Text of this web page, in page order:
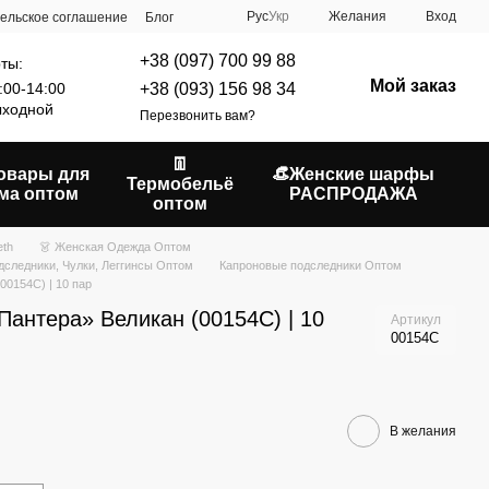
соглашение Блог РусУкр Желания Вход
14:00
+38 (097) 700 99 88
+38 (093) 156 98 34
Перезвонить вам?
Мой заказ
для
оптом
👖
Термобельё
оптом
👒Женские шарфы
РАСПРОДАЖА
👗 Женская Одежда Оптом
Чулки, Леггинсы Оптом
Капроновые подследники Оптом
| 10 пар
Великан (00154C) | 10
Артикул
00154C
В желания